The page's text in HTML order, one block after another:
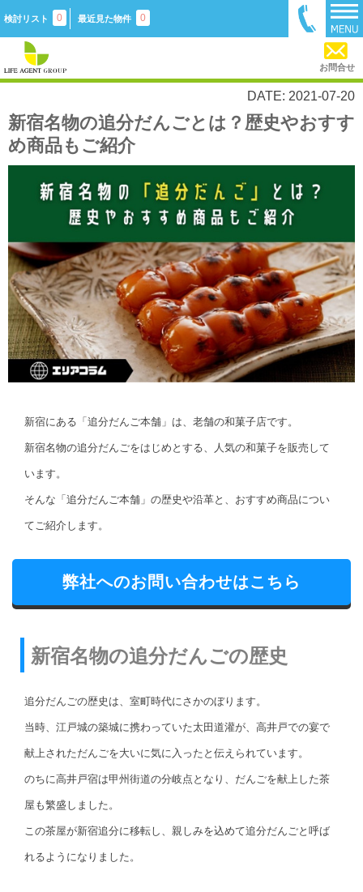
検討リスト 0 最近見た物件 0
お問合せ
DATE: 2021-07-20
新宿名物の追分だんごとは？歴史やおすす
め商品もご紹介
新宿にある「追分だんご本舗」は、老舗の和菓子店です。
新宿名物の追分だんごをはじめとする、人気の和菓子を販売して
います。
そんな「追分だんご本舗」の歴史や沿革と、おすすめ商品につい
てご紹介します。
弊社へのお問い合わせはこちら
新宿名物の追分だんごの歴史
追分だんごの歴史は、室町時代にさかのぼります。
当時、江戸城の築城に携わっていた太田道灌が、高井戸での宴で
献上されただんごを大いに気に入ったと伝えられています。
のちに高井戸宿は甲州街道の分岐点となり、だんごを献上した茶
屋も繁盛しました。
この茶屋が新宿追分に移転し、親しみを込めて追分だんごと呼ば
れるようになりました。